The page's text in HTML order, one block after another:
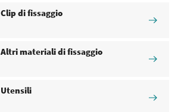
Clip di fissaggio
Altri materiali di fissaggio
Utensili